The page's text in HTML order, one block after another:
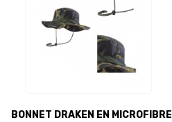
BONNET DRAKEN EN MICROFIBRE